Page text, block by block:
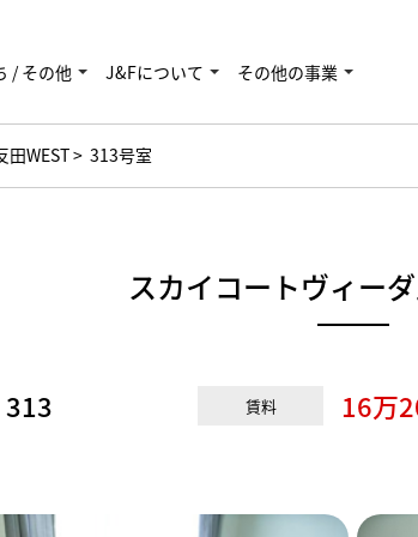
/ その他 J&Fについて その他の事業
田WEST> 313号室
スカイコートヴィー
313 賃料 16万